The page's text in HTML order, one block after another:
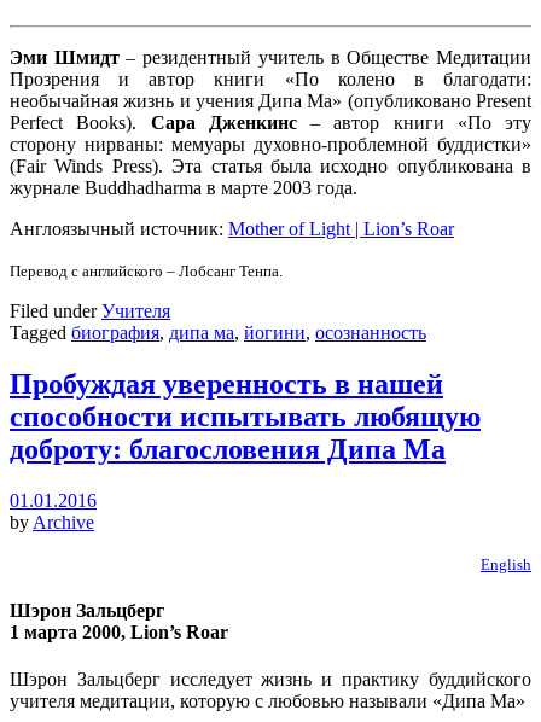
Эми Шмидт– резидентный учитель в Обществе Медитации
Прозрения и автор книги «По колено в благодати:
необычайная жизнь и учения Дипа Ма» (опубликовано Present
Perfect Books). Сара Дженкинс– автор книги «По эту
сторону нирваны: мемуары духовно-проблемной буддистки»
(Fair Winds Press). Эта статья была исходно опубликована в
журнале Buddhadharma в марте 2003 года.
Англоязычный источник: Mother of Light | Lion’s Roar
Перевод с английского – Лобсанг Тенпа.
Filed underУчителя
Tagged биография, дипа ма, йогини, осознанность
Пробуждая уверенность в нашей
способности испытывать любящую
доброту: благословения Дипа Ма
01.01.2016
by Archive
English
Шэрон Зальцберг
1 марта 2000, Lion’s Roar
Шэрон Зальцберг исследует жизнь и практику буддийского
учителя медитации, которую с любовью называли «Дипа Ма»